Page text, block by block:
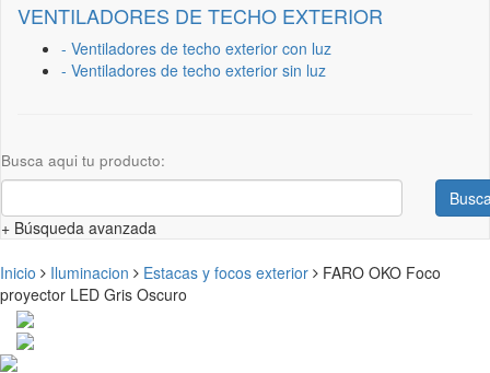
VENTILADORES DE TECHO EXTERIOR
- Ventiladores de techo exterior con luz
- Ventiladores de techo exterior sin luz
Busca aqui tu producto:
+ Búsqueda avanzada
Inicio Iluminacion Estacas y focos exterior
FARO OKO Foco
proyector LED Gris Oscuro